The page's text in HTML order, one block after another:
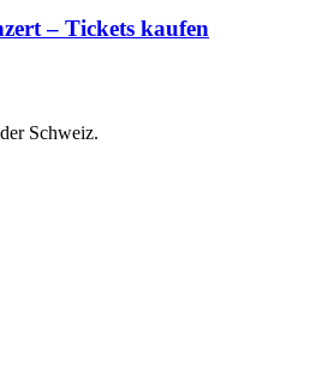
– Tickets kaufen
Schweiz.